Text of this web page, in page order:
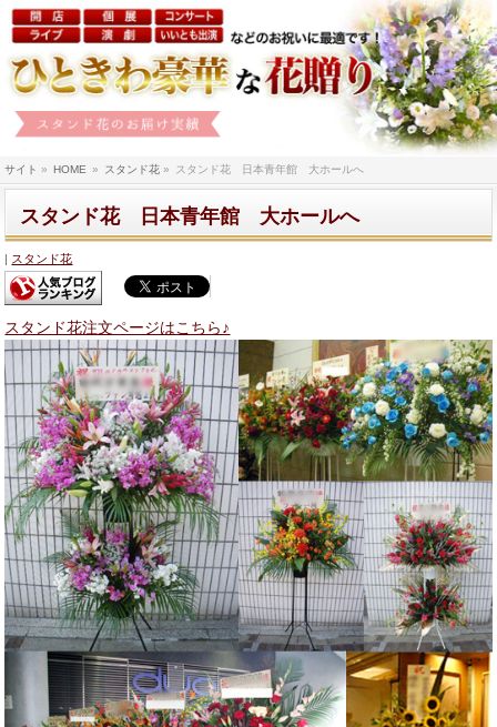
サイト » HOME » スタンド花 » スタンド花 日本青年館 大ホールへ
スタンド花 日本青年館 大ホールへ
スタンド花
スタンド花注文ページはこちら♪